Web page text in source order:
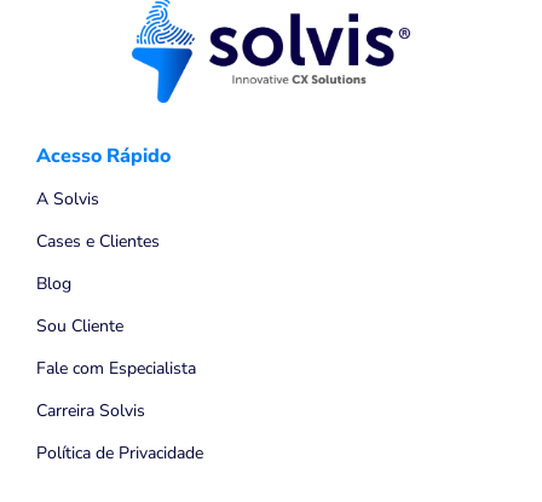
Acesso Rápido
A Solvis
Cases e Clientes
Blog
Sou Cliente
Fale com Especialista
Carreira Solvis
Política de Privacidade